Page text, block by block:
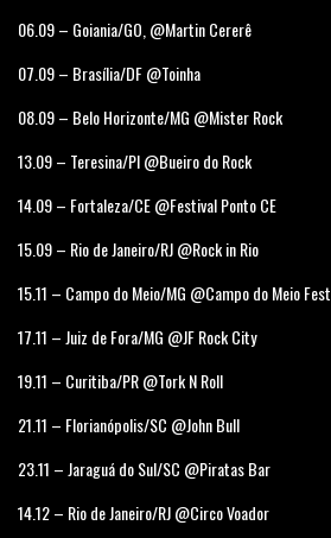
06.09 – Goiania/GO, @Martin Cererê
07.09 – Brasília/DF @Toinha
08.09 – Belo Horizonte/MG @Mister Rock
13.09 – Teresina/PI @Bueiro do Rock
14.09 – Fortaleza/CE @Festival Ponto CE
15.09 – Rio de Janeiro/RJ @Rock in Rio
15.11 – Campo do Meio/MG @Campo do Meio Fest
17.11 – Juiz de Fora/MG @JF Rock City
19.11 – Curitiba/PR @Tork N Roll
21.11 – Florianópolis/SC @John Bull
23.11 – Jaraguá do Sul/SC @Piratas Bar
14.12 – Rio de Janeiro/RJ @Circo Voador